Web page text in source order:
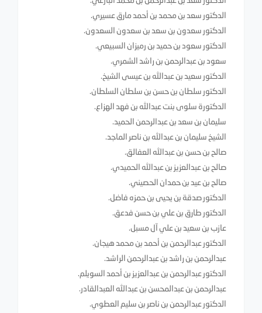
الدكتور سعد بن محمد بن أحمد مارق عسيري.
الدكتور سعدون بن سعد بن سعدون السعدون.
الدكتور سعود بن حميد بن رميزان السبيعي.
سعود بن عبدالرحمن بن راشد الشمري.
الدكتور سعيد بن عبدالله بن عيسى الشيخ.
الدكتور سلطان بن حسن بن سلطان السلطان.
الدكتورة سلوى بنت عبدالله بن فهد الهزاع.
سليمان بن سعد بن عبدالرحمن الحميد.
الشيخ سليمان بن عبدالله بن ناصر الماجد.
صالح بن حسن بن عبدالله العفالق.
صالح بن عبدالعزيز بن عبدالله الحميدي.
صالح بن عيد بن حمدان الحصيني.
الدكتور صدقة بن يحيى بن حمزه فاضل.
الدكتور طارق بن علي بن حسن فدعق.
عازب بن سعيد بن علي آل مسبل.
الدكتور عبدالرحمن بن أحمد بن محمد هيجان.
عبدالرحمن بن راشد بن عبدالرحمن الراشد.
الدكتور عبدالرحمن بن عبدالعزيز بن أحمد السويلم.
عبدالرحمن بن عبدالمحسن بن عبدالله العبدالقادر.
الدكتور عبدالرحمن بن ناصر بن سليم العطوي.